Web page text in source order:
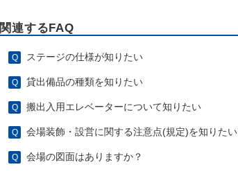
関連するFAQ
ステージの仕様が知りたい
貸出備品の種類を知りたい
搬出入用エレベーターについて知りたい
会場装飾・設営に関する注意点(規定)を知りたい
会場の図面はありますか？